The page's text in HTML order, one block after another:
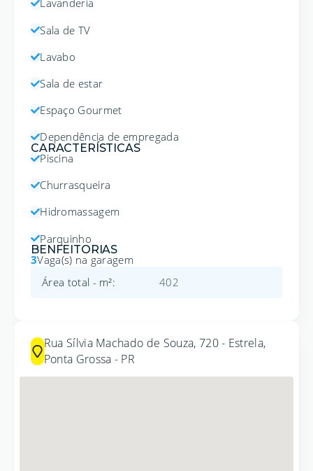
Lavanderia
Sala de TV
Lavabo
Sala de estar
Espaço Gourmet
Dependência de empregada
CARACTERÍSTICAS
Piscina
Churrasqueira
Hidromassagem
Parquinho
BENFEITORIAS
3Vaga(s) na garagem
Área total - m²: 402
Rua Sílvia Machado de Souza, 720 - Estrela,
Ponta Grossa - PR